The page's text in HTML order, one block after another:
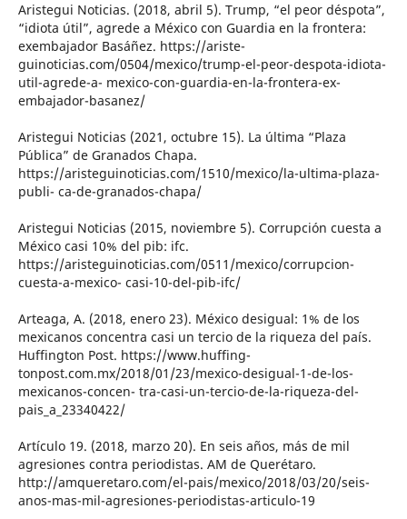
Aristegui Noticias. (2018, abril 5). Trump, “el peor déspota”,
“idiota útil”, agrede a México con Guardia en la frontera:
exembajador Basáñez. https://ariste-
guinoticias.com/0504/mexico/trump-el-peor-despota-idiota-
util-agrede-a- mexico-con-guardia-en-la-frontera-ex-
embajador-basanez/
Aristegui Noticias (2021, octubre 15). La última “Plaza
Pública” de Granados Chapa.
https://aristeguinoticias.com/1510/mexico/la-ultima-plaza-
publi- ca-de-granados-chapa/
Aristegui Noticias (2015, noviembre 5). Corrupción cuesta a
México casi 10% del pib: ifc.
https://aristeguinoticias.com/0511/mexico/corrupcion-
cuesta-a-mexico- casi-10-del-pib-ifc/
Arteaga, A. (2018, enero 23). México desigual: 1% de los
mexicanos concentra casi un tercio de la riqueza del país.
Huffington Post. https://www.huffing-
tonpost.com.mx/2018/01/23/mexico-desigual-1-de-los-
mexicanos-concen- tra-casi-un-tercio-de-la-riqueza-del-
pais_a_23340422/
Artículo 19. (2018, marzo 20). En seis años, más de mil
agresiones contra periodistas. AM de Querétaro.
http://amqueretaro.com/el-pais/mexico/2018/03/20/seis-
anos-mas-mil-agresiones-periodistas-articulo-19